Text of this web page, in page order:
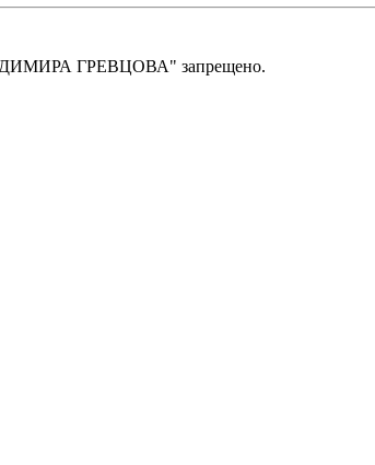
ГРЕВЦОВА" запрещено.